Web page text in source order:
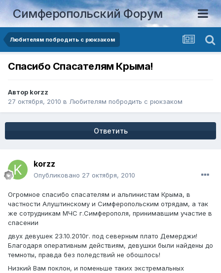
Симферопольский Форум
Любителям побродить с рюкзаком
Спасибо Спасателям Крыма!
Автор korzz
27 октября, 2010 в Любителям побродить с рюкзаком
Ответить
korzz
Опубликовано 27 октября, 2010
Огромное спасибо спасателям и альпинистам Крыма, в
частности Алуштинскому и Симферопольским отрядам, а так
же сотрудникам МЧС г.Симферополя, принимавшим участие в
спасении
двух девушек 23.10.2010г. под северным плато Демерджи!
Благодаря оперативным действиям, девушки были найдены до
темноты, правда без поледствий не обошлось!
Низкий Вам поклон, и поменьше таких экстремальных